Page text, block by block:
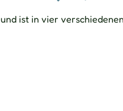
ist in vier